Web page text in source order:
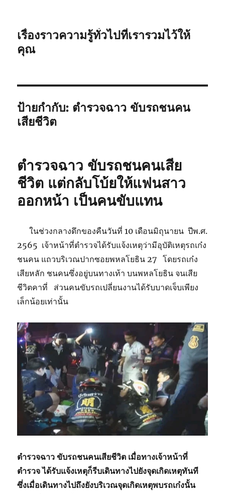
เรื่องราวความรู้ทั่วไปที่เรารวมไว้ให้
คุณ
ป้ายกำกับ: ตำรวจฉาว ขับรถชนคน
เสียชีวิต
ตำรวจฉาว ขับรถชนคนเสีย
ชีวิต แต่กลับโบ้ยให้แฟนสาว
ออกหน้า เป็นคนขับแทน
ในช่วงกลางดึกของคืนวันที่ 10 เดือนมิถุนายน ปีพ.ศ.
2565 เจ้าหน้าที่ตำรวจได้รับแจ้งเหตุว่ามีอุบัติเหตุรถเก๋ง
ชนคน แถวบริเวณปากซอยพหลโยธิน 27 โดยรถเก๋ง
เสียหลัก ชนคนซึ่งอยู่บนทางเท้า บนพหลโยธิน จนเสีย
ชีวิตคาที่ ส่วนคนขับรถเปลี่ยนงานได้รับบาดเจ็บเพียง
เล็กน้อยเท่านั้น
ตำรวจฉาว ขับรถชนคนเสียชีวิต เมื่อทางเจ้าหน้าที่
ตำรวจ ได้รับแจ้งเหตุก็รีบเดินทางไปยังจุดเกิดเหตุทันที
ซึ่งเมื่อเดินทางไปถึงยังบริเวณจุดเกิดเหตุพบรถเก๋งนั้น